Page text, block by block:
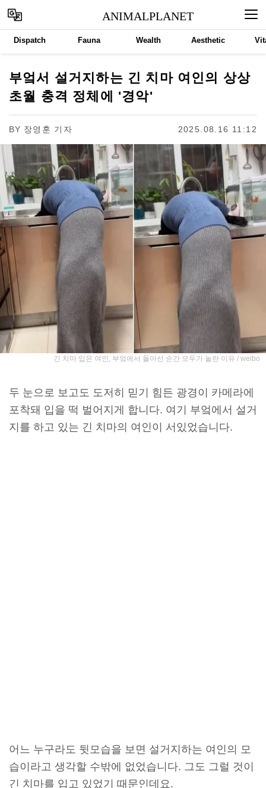
ANIMALPLANET
Dispatch Fauna Wealth Aesthetic
부엌서 설거지하는 긴 치마 여인의 상상
초월 충격 정체에 '경악'
BY 장영훈 기자 2025.08.16 11:12
긴 치마 입은 여인, 부엌에서 돌아선 순간 모두가 놀란 이유 / weibo
두 눈으로 보고도 도저히 믿기 힘든 광경이 카메라에
포착돼 입을 떡 벌어지게 합니다. 여기 부엌에서 설거
지를 하고 있는 긴 치마의 여인이 서있었습니다.
어느 누구라도 뒷모습을 보면 설거지하는 여인의 모
습이라고 생각할 수밖에 없었습니다. 그도 그럴 것이
긴 치마를 입고 있었기 때문인데요.